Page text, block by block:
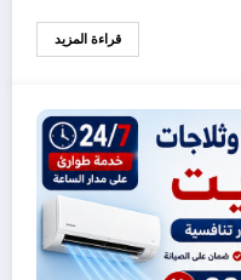
قراءة المزيد